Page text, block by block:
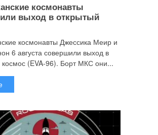
космонавты
выход в открытый
космонавты Джессика Меир и
6 августа совершили выход в
космос (EVA-96). Борт МКС они...